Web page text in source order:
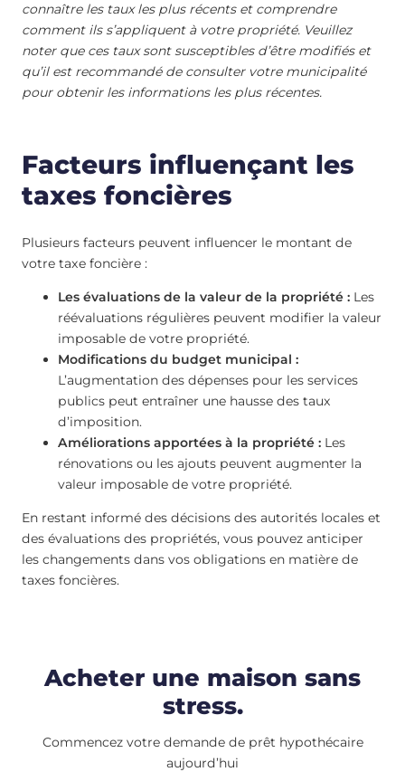
connaître les taux les plus récents et comprendre
comment ils s’appliquent à votre propriété. Veuillez
noter que ces taux sont susceptibles d’être modifiés et
qu’il est recommandé de consulter votre municipalité
pour obtenir les informations les plus récentes.
Facteurs influençant les
taxes foncières
Plusieurs facteurs peuvent influencer le montant de
votre taxe foncière :
Les évaluations de la valeur de la propriété : Les
réévaluations régulières peuvent modifier la valeur
imposable de votre propriété.
Modifications du budget municipal :
L’augmentation des dépenses pour les services
publics peut entraîner une hausse des taux
d’imposition.
Améliorations apportées à la propriété : Les
rénovations ou les ajouts peuvent augmenter la
valeur imposable de votre propriété.
En restant informé des décisions des autorités locales et
des évaluations des propriétés, vous pouvez anticiper
les changements dans vos obligations en matière de
taxes foncières.
Acheter une maison sans
stress.
Commencez votre demande de prêt hypothécaire
aujourd’hui